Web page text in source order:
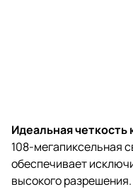
Идеальная
108-мегапиксельная
обеспечивает
высокого разрешения.